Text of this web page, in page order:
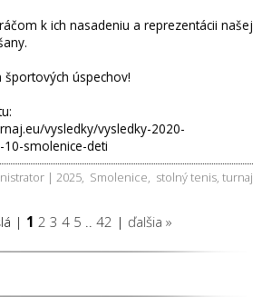
k ich nasadeniu a reprezentácii našej
úspechov!
vysledky/vysledky-2020-
smolenice-deti
| 2025, Smolenice, stolný tenis, turnaj
| 1 2 3 4 5 42 | ďalšia »